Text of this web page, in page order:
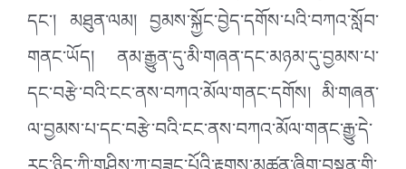
དང་། མཐུན་ལམ། བྱམས་སྐྱོང་བྱེད་དགོས་པའི་བཀའ་སློབ་
གནང་ཡོད། ནམ་རྒྱུན་དུ་མི་གཞན་དང་མཉམ་དུ་བྱམས་པ་
དང་བརྩེ་བའི་ངང་ནས་བཀའ་མོལ་གནང་དགོས། མི་གཞན་
ལ་བྱམས་པ་དང་བརྩེ་བའི་ངང་ནས་བཀའ་མོལ་གནང་རྒྱུ་དེ་